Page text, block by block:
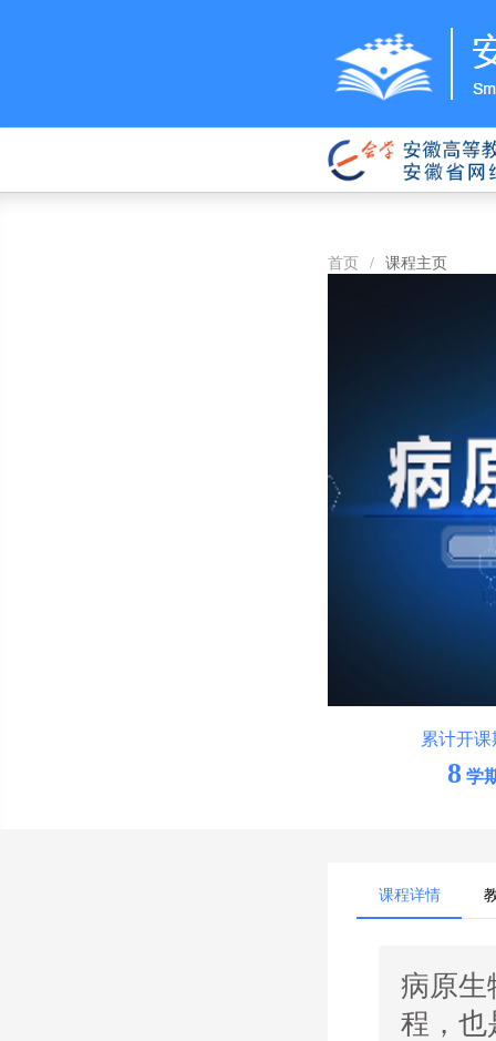
首页 / 课程主页
累计开课
8 学
课程详情
病原生
程，也